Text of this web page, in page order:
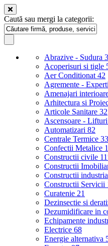
Caută sau mergi la categorii:
Abrazive - Sudura
Acoperisuri si tigle
Aer Conditionat 42
Agremente -
Amenajari
Arhitectura si
Articole Sanitare 32
Ascensoare - Lifturi
Automatizari 82
Centrale Termice 33
Confectii Metalice
Constructii civile
Constructii
Constructii
Constructii Servicii
Curatenie 21
Dezinsectie si
Dezumidificare in
Echipamente
Electrice 68
Energie alternativa